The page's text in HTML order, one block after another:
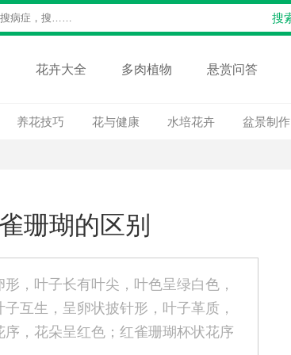
花卉大全 多肉植物 悬赏问答
养花技巧 花与健康 水培花卉 盆景制作
珊瑚的区别
，叶子长有叶尖，叶色呈绿白色，
互生，呈卵状披针形，叶子革质，
，花朵呈红色；红雀珊瑚杯状花序